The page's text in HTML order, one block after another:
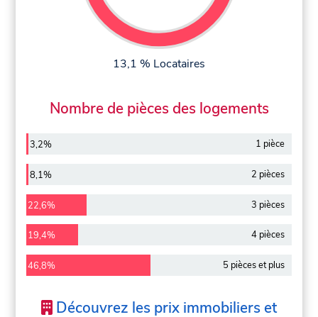
13,1 % Locataires
Nombre de pièces des logements
3,2% 1 pièce
8,1% 2 pièces
22,6% 3 pièces
19,4% 4 pièces
46,8% 5 pièces et plus
Découvrez les prix immobiliers et